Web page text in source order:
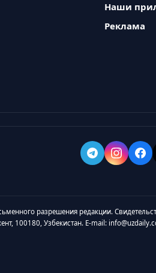
Наши
Реклама
разрешения редакции.
100180, Узбекистан. E-mail: